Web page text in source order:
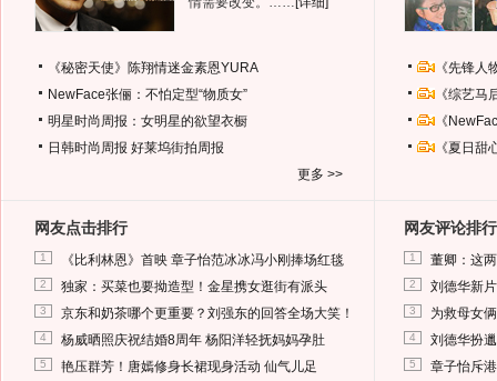
《秘密天使》陈翔情迷金素恩YURA
NewFace张俪：不怕定型“物质女”
明星时尚周报：女明星的欲望衣橱
日韩时尚周报 好莱坞街拍周报
更多 >>
《先锋
《综艺
《
《夏日
网友点击排行
1 《比利林恩》首映 章子怡范冰冰冯小刚捧场红毯
2 独家：买菜也要拗造型！金星携女逛街有派头
3 京东和奶茶哪个更重要？刘强东的回答全场大笑！
4 杨威晒照庆祝结婚8周年 杨阳洋轻抚妈妈孕肚
5 艳压群芳！唐嫣修身长裙现身活动 仙气儿足
网友评论排行
1 董卿：这
2 刘德华新
3 为救母女
4 刘德华扮
5 章子怡斥